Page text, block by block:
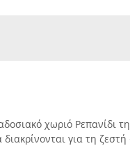
χωριό Ρεπανίδι
διακρίνονται για τη